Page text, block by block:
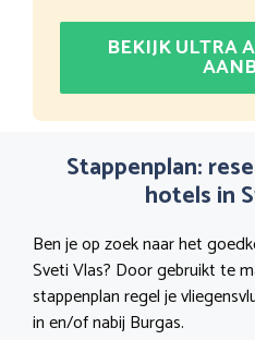
BEKIJK ULTRA
Stappenplan:
hotels in
Ben je op zoek naar het
Sveti Vlas? Door gebruikt te
stappenplan regel je
in en/of nabij Burgas.